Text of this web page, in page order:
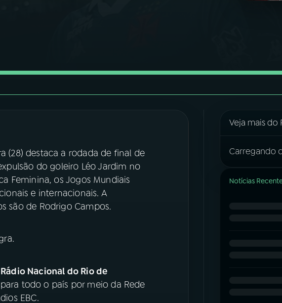
(28) destaca a rodada de final de
do goleiro Léo Jardim no
Feminina, os Jogos Mundiais
e internacionais. A
são de Rodrigo Campos.
Rádio Nacional do Rio de
todo o país por meio da Rede
EBC.
Veja mais do
Carregando
Notícias